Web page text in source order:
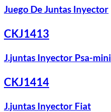
Juego De Juntas Inyector
CKJ1413
J.juntas Inyector Psa-mini
CKJ1414
J.juntas Inyector Fiat